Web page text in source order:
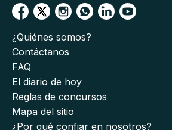
¿Quiénes somos?
Contáctanos
FAQ
El diario de hoy
Reglas de concursos
Mapa del sitio
¿Por qué confiar en nosotros?